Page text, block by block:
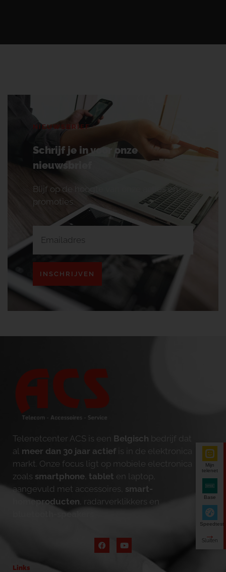
NIEUWSBRIEF
Schrijf je in voor onze
nieuwsbrief
Blijf op de hoogte van onze acties en
promoties.
INSCHRIJVEN
Telenetcenter ACS is een Belgisch bedrijf dat
al meer dan 30 jaar actief is in de elektronica
markt. Onze focus ligt op mobiele electronica
zoals smartphone tablet en laptop,
aangevuld met accessoires, smart-
homeproducten , radarverklikkers en
bluetooth-speakers
Links
Mijn
telenet
Base
Speedtest